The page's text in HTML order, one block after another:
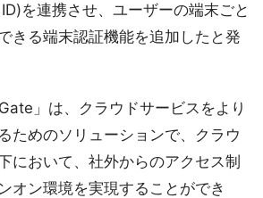
を連携させ、ユーザーの端末ごと
きる端末認証機能を追加したと発
」は、クラウドサービスをより
ためのソリューションで、クラウ
において、社外からのアクセス制
オン環境を実現することができ